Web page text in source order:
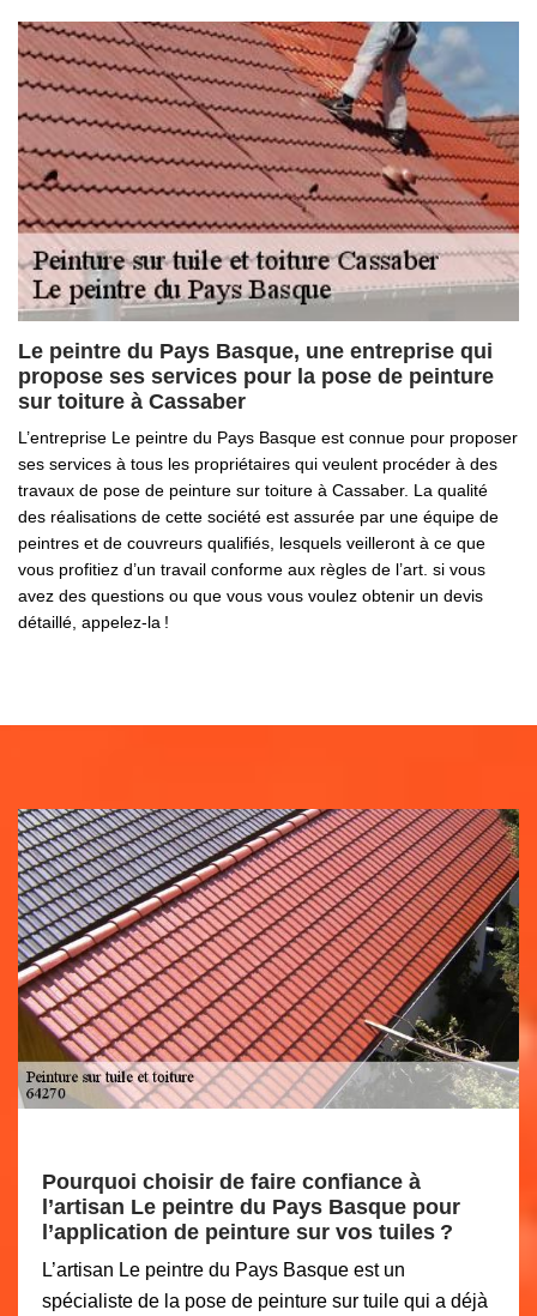
Le peintre du Pays Basque, une entreprise qui
propose ses services pour la pose de peinture
sur toiture à Cassaber
L’entreprise Le peintre du Pays Basque est connue pour proposer
ses services à tous les propriétaires qui veulent procéder à des
travaux de pose de peinture sur toiture à Cassaber. La qualité
des réalisations de cette société est assurée par une équipe de
peintres et de couvreurs qualifiés, lesquels veilleront à ce que
vous profitiez d’un travail conforme aux règles de l’art. si vous
avez des questions ou que vous vous voulez obtenir un devis
détaillé, appelez-la !
Pourquoi choisir de faire confiance à
l’artisan Le peintre du Pays Basque pour
l’application de peinture sur vos tuiles ?
L’artisan Le peintre du Pays Basque est un
spécialiste de la pose de peinture sur tuile qui a déjà